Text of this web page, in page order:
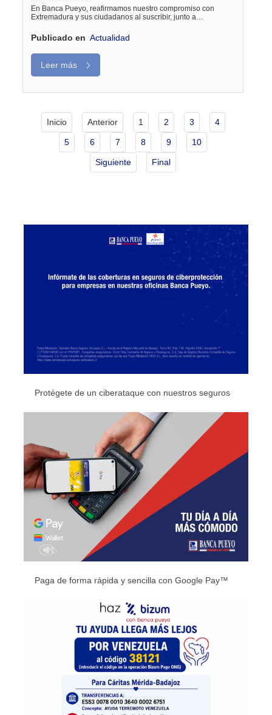
En Banca Pueyo, reafirmamos nuestro compromiso con
Extremadura y sus ciudadanos al suscribir, junto a…
Publicado en Actualidad
Leer más
Inicio Anterior 1 2 3 4
5 6 7 8 9 10
Siguiente Final
Protégete de un ciberataque con nuestros seguros
Paga de forma rápida y sencilla con Google Pay™